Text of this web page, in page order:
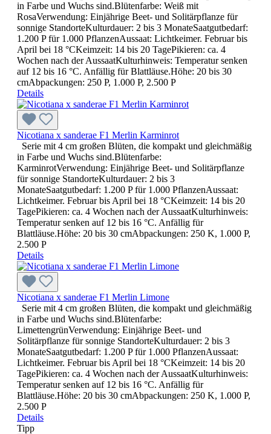
in Farbe und Wuchs sind.Blütenfarbe: Weiß mit
RosaVerwendung: Einjährige Beet- und Solitärpflanze für
sonnige StandorteKulturdauer: 2 bis 3 MonateSaatgutbedarf:
1.200 P für 1.000 PflanzenAussaat: Lichtkeimer. Februar bis
April bei 18 °CKeimzeit: 14 bis 20 TagePikieren: ca. 4
Wochen nach der AussaatKulturhinweis: Temperatur senken
auf 12 bis 16 °C. Anfällig für Blattläuse.Höhe: 20 bis 30
cmAbpackungen: 250 P, 1.000 P, 2.500 P
Details
Nicotiana x sanderae F1 Merlin Karminrot
Serie mit 4 cm großen Blüten, die kompakt und gleichmäßig
in Farbe und Wuchs sind.Blütenfarbe:
KarminrotVerwendung: Einjährige Beet- und Solitärpflanze
für sonnige StandorteKulturdauer: 2 bis 3
MonateSaatgutbedarf: 1.200 P für 1.000 PflanzenAussaat:
Lichtkeimer. Februar bis April bei 18 °CKeimzeit: 14 bis 20
TagePikieren: ca. 4 Wochen nach der AussaatKulturhinweis:
Temperatur senken auf 12 bis 16 °C. Anfällig für
Blattläuse.Höhe: 20 bis 30 cmAbpackungen: 250 K, 1.000 P,
2.500 P
Details
Nicotiana x sanderae F1 Merlin Limone
Serie mit 4 cm großen Blüten, die kompakt und gleichmäßig
in Farbe und Wuchs sind.Blütenfarbe:
LimettengrünVerwendung: Einjährige Beet- und
Solitärpflanze für sonnige StandorteKulturdauer: 2 bis 3
MonateSaatgutbedarf: 1.200 P für 1.000 PflanzenAussaat:
Lichtkeimer. Februar bis April bei 18 °CKeimzeit: 14 bis 20
TagePikieren: ca. 4 Wochen nach der AussaatKulturhinweis:
Temperatur senken auf 12 bis 16 °C. Anfällig für
Blattläuse.Höhe: 20 bis 30 cmAbpackungen: 250 K, 1.000 P,
2.500 P
Details
Tipp